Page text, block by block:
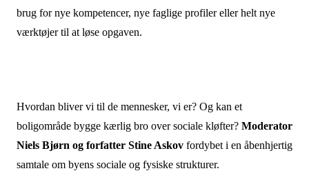
brug for nye kompetencer, nye faglige profiler eller helt nye
værktøjer til at løse opgaven.
Hvordan bliver vi til de mennesker, vi er? Og kan et
boligområde bygge kærlig bro over sociale kløfter? Moderator
Niels Bjørn og forfatter Stine Askovfordybet i en åbenhjertig
samtale om byens sociale og fysiske strukturer.